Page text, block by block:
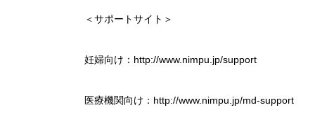
＜サポートサイト＞
妊婦向け：http://www.nimpu.jp/support
医療機関向け：http://www.nimpu.jp/md-support